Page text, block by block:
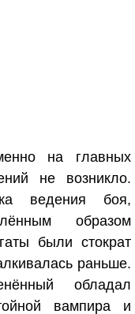
на главных
не возникло.
ведения боя,
образом
были стократ
раньше.
обладал
вампира и